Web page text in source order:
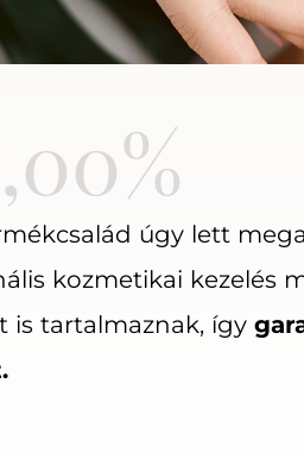
úgy lett
kozmetikai kezelés
is tartalmaznak, így